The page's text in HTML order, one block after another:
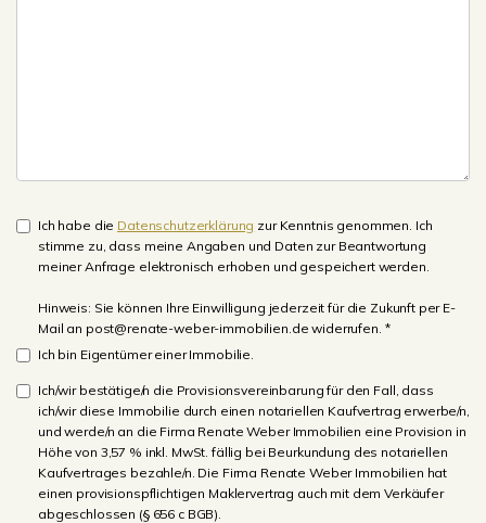
Ich habe die Datenschutzerklärung zur Kenntnis genommen. Ich
stimme zu, dass meine Angaben und Daten zur Beantwortung
meiner Anfrage elektronisch erhoben und gespeichert werden.
Hinweis: Sie können Ihre Einwilligung jederzeit für die Zukunft per E-
Mail an post@renate-weber-immobilien.de widerrufen. *
Ich bin Eigentümer einer Immobilie.
Ich/wir bestätige/n die Provisionsvereinbarung für den Fall, dass
ich/wir diese Immobilie durch einen notariellen Kaufvertrag erwerbe/n,
und werde/n an die Firma Renate Weber Immobilien eine Provision in
Höhe von 3,57 % inkl. MwSt. fällig bei Beurkundung des notariellen
Kaufvertrages bezahle/n. Die Firma Renate Weber Immobilien hat
einen provisionspflichtigen Maklervertrag auch mit dem Verkäufer
abgeschlossen (§ 656 c BGB).